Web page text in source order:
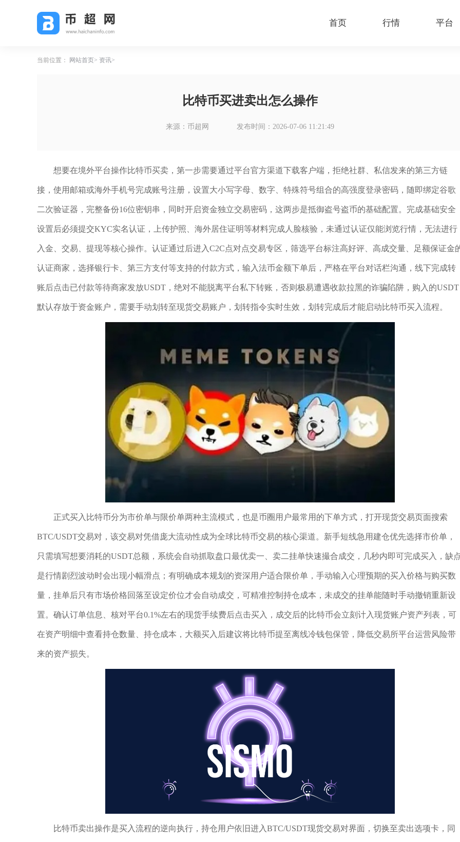
首页 行情 平台
当前位置： 网站首页 资讯
比特币买进卖出怎么操作
来源：币超网 发布时间：2026-07-06 11:21:49
想要在境外平台操作比特币买卖，第一步需要通过平台官方渠道下载客户端，拒绝社群、私信发来的第三方链
接，使用邮箱或海外手机号完成账号注册，设置大小写字母、数字、特殊符号组合的高强度登录密码，随即绑定谷歌
二次验证器，完整备份16位密钥串，同时开启资金独立交易密码，这两步是抵御盗号盗币的基础配置。完成基础安全
设置后必须提交KYC实名认证，上传护照、海外居住证明等材料完成人脸核验，未通过认证仅能浏览行情，无法进行
入金、交易、提现等核心操作。认证通过后进入C2C点对点交易专区，筛选平台标注高好评、高成交量、足额保证金
认证商家，选择银行卡、第三方支付等支持的付款方式，输入法币金额下单后，严格在平台对话栏沟通，线下完成转
账后点击已付款等待商家发放USDT，绝对不能脱离平台私下转账，否则极易遭遇收款拉黑的诈骗陷阱，购入的USDT
默认存放于资金账户，需要手动划转至现货交易账户，划转指令实时生效，划转完成后才能启动比特币买入流程。
正式买入比特币分为市价单与限价单两种主流模式，也是币圈用户最常用的下单方式，打开现货交易页面搜索
BTC/USDT交易对，该交易对凭借庞大流动性成为全球比特币交易的核心渠道。新手短线急用建仓优先选择市价单，
只需填写想要消耗的USDT总额，系统会自动抓取盘口最优卖一、卖二挂单快速撮合成交，几秒内即可完成买入，缺
是行情剧烈波动时会出现小幅滑点；有明确成本规划的资深用户适合限价单，手动输入心理预期的买入价格与购买数
量，挂单后只有市场价格回落至设定价位才会自动成交，可精准控制持仓成本，未成交的挂单能随时手动撤销重新设
置。确认订单信息、核对平台0.1%左右的现货手续费后点击买入，成交后的比特币会立刻计入现货账户资产列表，可
在资产明细中查看持仓数量、持仓成本，大额买入后建议将比特币提至离线冷钱包保管，降低交易所平台运营风险带
来的资产损失。
比特币卖出操作是买入流程的逆向执行，持仓用户依旧进入BTC/USDT现货交易对界面，切换至卖出选项卡，同